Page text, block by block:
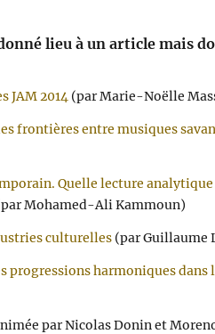
lieu à un article mais
JAM 2014 (par Marie-Noëlle
frontières entre musiques
Quelle lecture
Mohamed-Ali Kammoun)
culturelles(par Guillaume
harmoniques dans
par Nicolas Donin et